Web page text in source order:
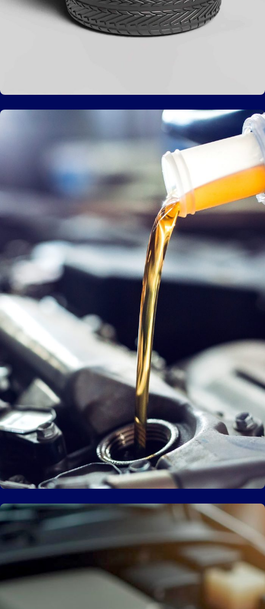
Hjulskift – kun 99 kr. pr. hjul
Læs mere
Olieskift – kun 599 kr.
Læs mere